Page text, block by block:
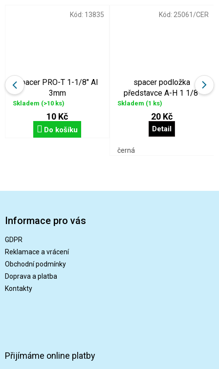
spacer PRO-T 1-1/8" Al
3mm
Skladem (>10 ks)
10 Kč
Do košíku
Kód: 13835
spacer podložka
představce A-H 1 1/8"
10mm černý
Skladem (1 ks)
20 Kč
Detail
černá
Kód: 25061/CER
Informace pro vás
GDPR
Reklamace a vrácení
Obchodní podmínky
Doprava a platba
Kontakty
Přijímáme online platby